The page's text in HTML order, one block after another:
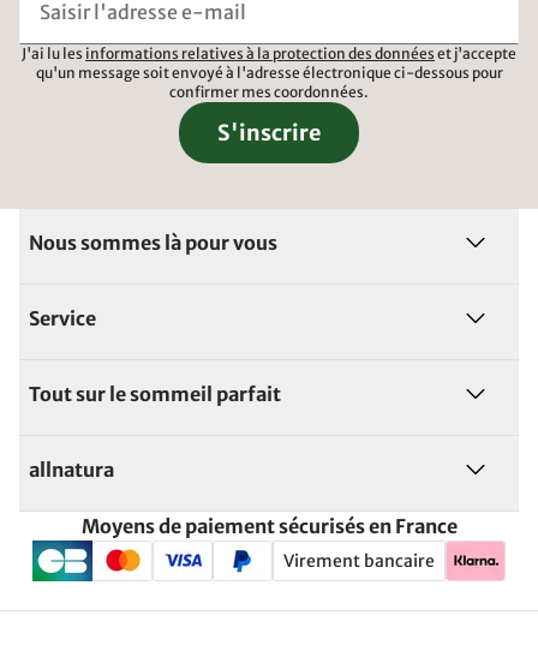
J'ai lu les informations relatives à la protection des données et j'accepte
qu'un message soit envoyé à l'adresse électronique ci-dessous pour
confirmer mes coordonnées.
S'inscrire
Nous sommes là pour vous
Service
Tout sur le sommeil parfait
allnatura
Moyens de paiement sécurisés en France
Virement bancaire